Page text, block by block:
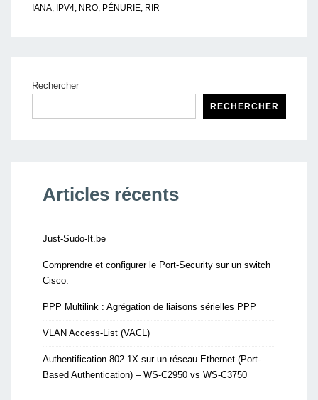
IANA, IPV4, NRO, PÉNURIE, RIR
Rechercher
RECHERCHER
Articles récents
Just-Sudo-It.be
Comprendre et configurer le Port-Security sur un switch
Cisco.
PPP Multilink : Agrégation de liaisons sérielles PPP
VLAN Access-List (VACL)
Authentification 802.1X sur un réseau Ethernet (Port-
Based Authentication) – WS-C2950 vs WS-C3750